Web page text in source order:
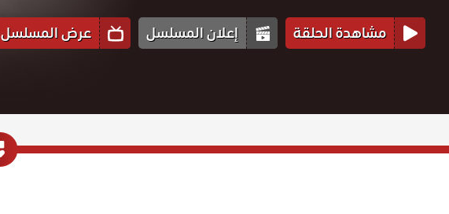
مشاهدة الحلقة إعلان المسلسل عرض المسلسل